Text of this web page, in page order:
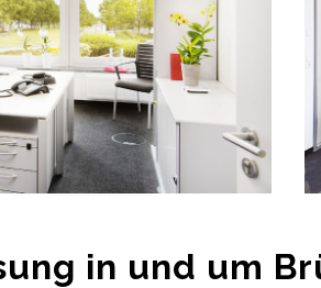
in und um